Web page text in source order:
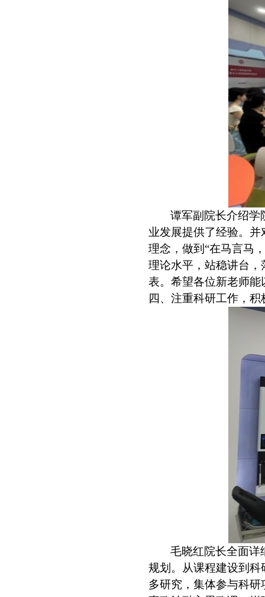
谭军副院长介绍学
业发展提供了经验。
理念，做到“在马言马
理论水平，站稳讲台
表。希望各位新老师
四、注重科研工作，
毛晓红院长全面详
规划。从课程建设到
多研究，集体参与科